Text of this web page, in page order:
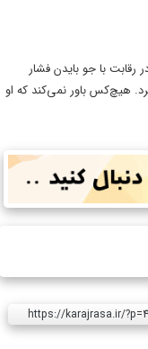
ترامپ، رئیس جمهور آمریکاست که در آستانه‌ انتخابات ریاست جمهوری ۲۰۲۰ کشورش در رقابت با جو بایدن فشار
هیچ‌کس باور نمی‌کند که او
https://karajrasa.ir/